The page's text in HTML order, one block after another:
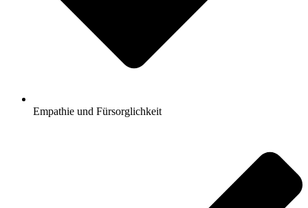
Empathie und Fürsorglichkeit